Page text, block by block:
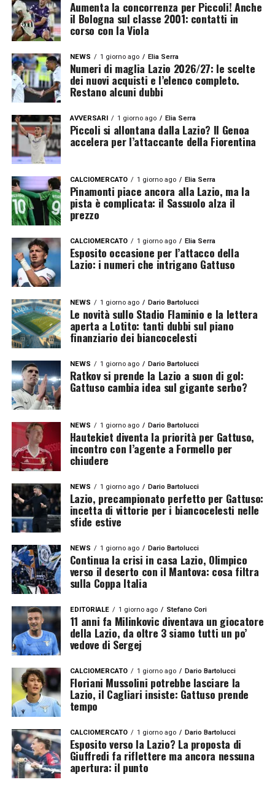
Aumenta la concorrenza per Piccoli! Anche
il Bologna sul classe 2001: contatti in
corso con la Viola
NEWS 1 giorno ago Elia Serra
Numeri di maglia Lazio 2026/27: le scelte
dei nuovi acquisti e l’elenco completo.
Restano alcuni dubbi
AVVERSARI 1 giorno ago Elia Serra
Piccoli si allontana dalla Lazio? Il Genoa
accelera per l’attaccante della Fiorentina
CALCIOMERCATO 1 giorno ago Elia Serra
Pinamonti piace ancora alla Lazio, ma la
pista è complicata: il Sassuolo alza il
prezzo
CALCIOMERCATO 1 giorno ago Elia Serra
Esposito occasione per l’attacco della
Lazio: i numeri che intrigano Gattuso
NEWS 1 giorno ago Dario Bartolucci
Le novità sullo Stadio Flaminio e la lettera
aperta a Lotito: tanti dubbi sul piano
finanziario dei biancocelesti
NEWS 1 giorno ago Dario Bartolucci
Ratkov si prende la Lazio a suon di gol:
Gattuso cambia idea sul gigante serbo?
NEWS 1 giorno ago Dario Bartolucci
Hautekiet diventa la priorità per Gattuso,
incontro con l’agente a Formello per
chiudere
NEWS 1 giorno ago Dario Bartolucci
Lazio, precampionato perfetto per Gattuso:
incetta di vittorie per i biancocelesti nelle
sfide estive
NEWS 1 giorno ago Dario Bartolucci
Continua la crisi in casa Lazio, Olimpico
verso il deserto con il Mantova: cosa filtra
sulla Coppa Italia
EDITORIALE 1 giorno ago Stefano Cori
11 anni fa Milinkovic diventava un giocatore
della Lazio, da oltre 3 siamo tutti un po’
vedove di Sergej
CALCIOMERCATO 1 giorno ago Dario Bartolucci
Floriani Mussolini potrebbe lasciare la
Lazio, il Cagliari insiste: Gattuso prende
tempo
CALCIOMERCATO 1 giorno ago Dario Bartolucci
Esposito verso la Lazio? La proposta di
Giuffredi fa riflettere ma ancora nessuna
apertura: il punto